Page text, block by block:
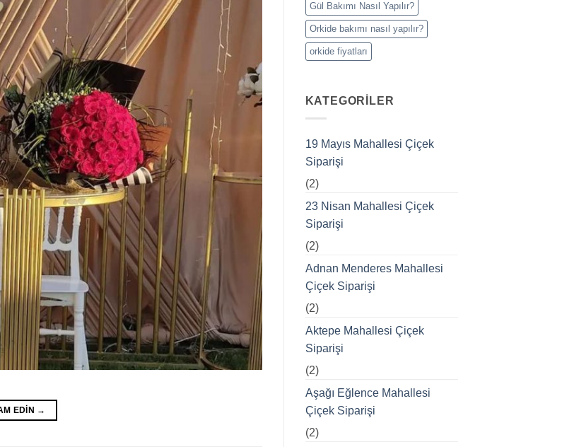
EDIN →
Gül Bakımı Nasıl Yapılır?
Orkide bakımı nasıl yapılır?
orkide fiyatları
KATEGORILER
19 Mayıs Mahallesi Çiçek
Siparişi
(2)
23 Nisan Mahallesi Çiçek
Siparişi
(2)
Adnan Menderes Mahallesi
Çiçek Siparişi
(2)
Aktepe Mahallesi Çiçek
Siparişi
(2)
Aşağı Eğlence Mahallesi
Çiçek Siparişi
(2)